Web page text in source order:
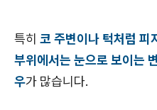
특히 코 주변이나 턱처럼 피
부위에서는 눈으로 보이는
우가 많습니다.